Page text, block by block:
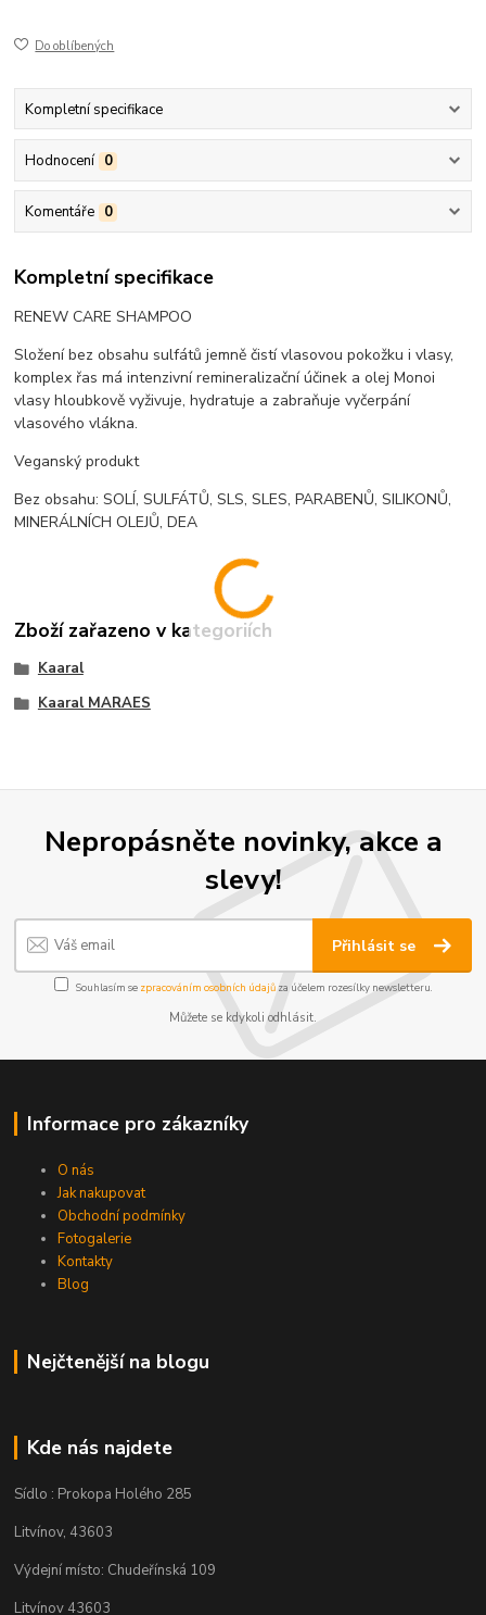
Do oblíbených
Kompletní specifikace
Hodnocení 0
Komentáře 0
Kompletní specifikace
RENEW CARE SHAMPOO
Složení bez obsahu sulfátů jemně čistí vlasovou pokožku i vlasy,
komplex řas má intenzivní remineralizační účinek a olej Monoi
vlasy hloubkově vyživuje, hydratuje a zabraňuje vyčerpání
vlasového vlákna.
Veganský produkt
Bez obsahu: SOLÍ, SULFÁTŮ, SLS, SLES, PARABENŮ, SILIKONŮ,
MINERÁLNÍCH OLEJŮ, DEA
Zboží zařazeno v kategoriích
Kaaral
Kaaral MARAES
Nepropásněte novinky, akce a
slevy!
Přihlásit se
Souhlasím se zpracováním osobních údajůza účelem rozesílky newsletteru.
Můžete se kdykoli odhlásit.
Informace pro zákazníky
O nás
Jak nakupovat
Obchodní podmínky
Fotogalerie
Kontakty
Blog
Nejčtenější na blogu
Kde nás najdete
Sídlo : Prokopa Holého 285
Litvínov, 43603
Výdejní místo: Chudeřínská 109
Litvínov 43603